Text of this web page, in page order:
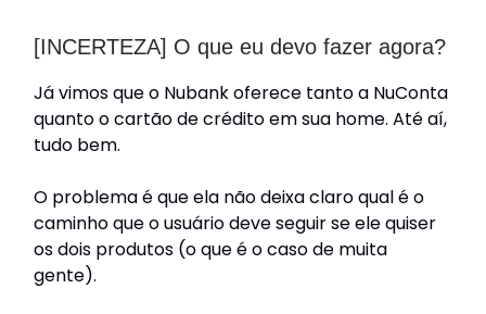
[INCERTEZA] O que eu devo fazer agora?
Já vimos que o Nubank oferece tanto a NuConta
quanto o cartão de crédito em sua home. Até aí,
tudo bem.
O problema é que ela não deixa claro qual é o
caminho que o usuário deve seguir se ele quiser
os dois produtos (o que é o caso de muita
gente).